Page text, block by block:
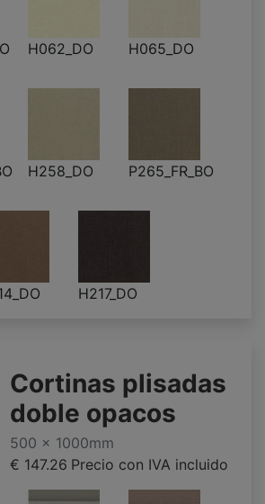
H062_DO H065_DO
H258_DO P265_FR_BO
H217_DO
Cortinas plisadas
doble opacos
500 x 1000mm
€ 147.26 Precio con IVA incluido